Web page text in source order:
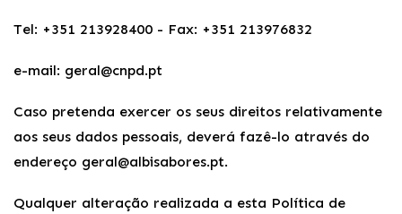
Tel: +351 213928400 - Fax: +351 213976832
e-mail: geral@cnpd.pt
Caso pretenda exercer os seus direitos relativamente
aos seus dados pessoais, deverá fazê-lo através do
endereço geral@albisabores.pt.
Qualquer alteração realizada a esta Política de